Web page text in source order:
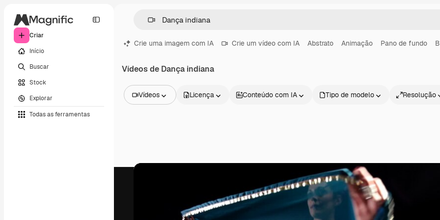
Criar
Início
Buscar
Stock
Explorar
Todas as ferramentas
Crie uma imagem com IA Crie um vídeo com IA Abstrato Animação Pano de fundo
Vídeos de Dança indiana
Vídeos
Vídeos
Licença Conteúdo com IA Tipo de modelo Resolução
Produtos Começar